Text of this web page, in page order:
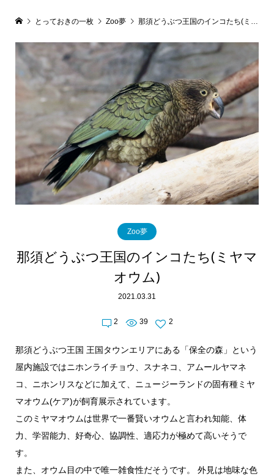
とっておきの一枚 Zoo夢 那須どうぶつ王国のインコたち(ミヤマオウム)
Zoo夢
那須どうぶつ王国のインコたち(ミヤマ
オウム)
2021.03.31
2 39 2
那須どうぶつ王国 王国タウンエリアにある「保全の森」という
屋内施設ではニホンライチョウ、スナネコ、アムールヤマネ
コ、ニホンリスなどに加えて、ニュージーランドの固有種ミヤ
マオウム(ケア)が飼育展示されています。
このミヤマオウムは世界で一番賢いオウムと言われ知能、体
力、学習能力、好奇心、協調性、適応力が極めて高いそうで
す。
また、オウム目の中で唯一雑食性だそうです。 外見は地味な色